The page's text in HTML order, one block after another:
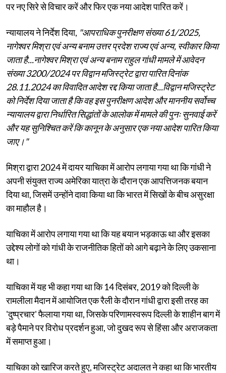
पर नए सिरे से विचार करें और फिर एक नया आदेश पारित करें।
न्यायालय ने निर्देश दिया, "आपराधिक पुनरीक्षण संख्या 61/2025,
नागेश्वर मिश्रा एवं अन्य बनाम उत्तर प्रदेश राज्य एवं अन्य, स्वीकार किया
जाता है...नागेश्वर मिश्रा एवं अन्य बनाम राहुल गांधी मामले में आवेदन
संख्या 3200/2024 पर विद्वान मजिस्ट्रेट द्वारा पारित दिनांक
28.11.2024 का विवादित आदेश रद्द किया जाता है...विद्वान मजिस्ट्रेट
को निर्देश दिया जाता है कि वह इस पुनरीक्षण आदेश और माननीय सर्वोच्च
न्यायालय द्वारा निर्धारित सिद्धांतों के आलोक में मामले की पुनः सुनवाई करें
और यह सुनिश्चित करें कि कानून के अनुसार एक नया आदेश पारित किया
जाए।"
मिश्रा द्वारा 2024 में दायर याचिका में आरोप लगाया गया था कि गांधी ने
अपनी संयुक्त राज्य अमेरिका यात्रा के दौरान एक आपत्तिजनक बयान
दिया था, जिसमें उन्होंने दावा किया था कि भारत में सिखों के बीच असुरक्षा
का माहौल है।
याचिका में आरोप लगाया गया था कि यह बयान भड़काऊ था और इसका
उद्देश्य लोगों को गांधी के राजनीतिक हितों को आगे बढ़ाने के लिए उकसाना
था।
याचिका में यह भी कहा गया था कि 14 दिसंबर, 2019 को दिल्ली के
रामलीला मैदान में आयोजित एक रैली के दौरान गांधी द्वारा इसी तरह का
'दुष्प्रचार' फैलाया गया था, जिसके परिणामस्वरूप दिल्ली के शाहीन बाग में
बड़े पैमाने पर विरोध प्रदर्शन हुआ, जो दुखद रूप से हिंसा और अराजकता
में समाप्त हुआ।
याचिका को खारिज करते हुए, मजिस्ट्रेट अदालत ने कहा था कि भारतीय